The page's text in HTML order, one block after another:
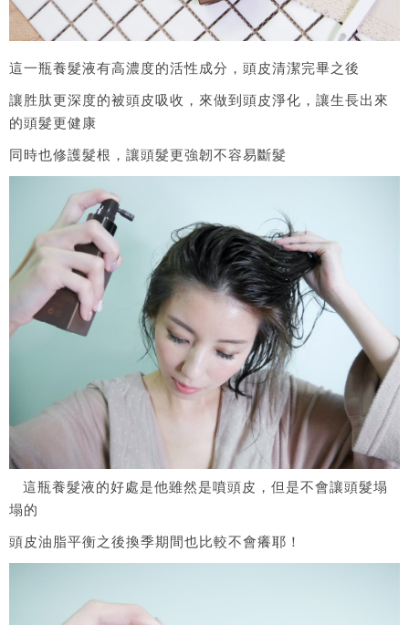
這一瓶養髮液有高濃度的活性成分，頭皮清潔完畢之後
讓胜肽更深度的被頭皮吸收，來做到頭皮淨化，讓生長出來
的頭髮更健康
同時也修護髮根，讓頭髮更強韌不容易斷髮
這瓶養髮液的好處是他雖然是噴頭皮，但是不會讓頭髮塌
塌的
頭皮油脂平衡之後換季期間也比較不會癢耶！